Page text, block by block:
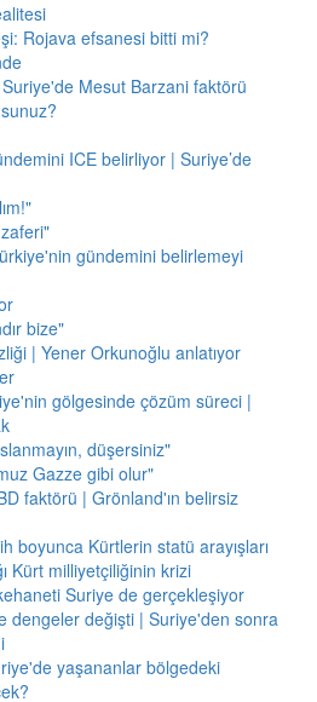
Rojava efsanesi bitti mi?
Mesut Barzani faktörü
ICE belirliyor | Suriye’de
gündemini belirlemeyi
bize"
| Yener Orkunoğlu anlatıyor
gölgesinde çözüm süreci |
düşersiniz"
Gazze gibi olur"
faktörü | Grönland'ın belirsiz
boyunca Kürtlerin statü arayışları
Kürt milliyetçiliğinin krizi
Suriye de gerçekleşiyor
dengeler değişti | Suriye'den sonra
yaşananlar bölgedeki